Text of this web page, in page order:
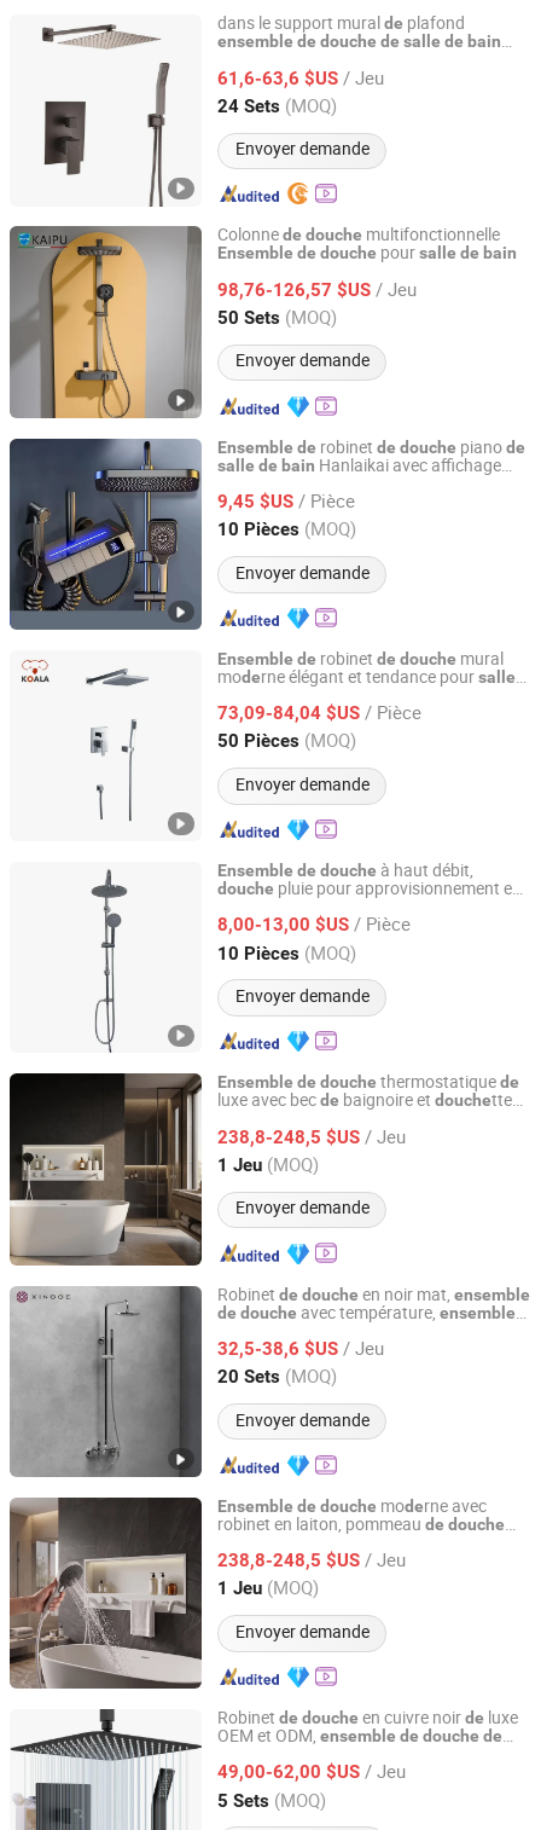
chaude et froide, mitigeur
de douche encastré à
de bain
pulvérisation
dans le support muralde plafond
ensemble de douche de salle de bain
de mélangeurde douche
61,6-63,6 $US / Jeu
24 Sets (MOQ)
Envoyer demande
Zhejiang Meikty Appliance Co., Ltd.
Zhejiang, China Depuis 2021
Colonnede douche multifonctionnelle
Ensemble de douche poursalle de bain
98,76-126,57 $US / Jeu
50 Sets (MOQ)
Envoyer demande
Kaiping City Kaipu Sanitary Ware Co., LTD
Guangdong, China Depuis 2023
Ensemble de robinet de douche pianode
salle de bain Hanlaikai avec affichage
thermostatique LED
9,45 $US / Pièce
10 Pièces (MOQ)
Envoyer demande
Wenzhou Hanlaikai Sanitary Ware Co., Ltd
Zhejiang, China Depuis 2023
Ensemble de robinet de douche mural
moderne élégant et tendance poursalle
73,09-84,04 $US / Pièce
50 Pièces (MOQ)
Envoyer demande
Shenzhen Koala Kitchen & Bath Co., Ltd.
Guangdong, China Depuis 2018
Ensemble de douche à haut débit,
douche pluie pour approvisionnement en
8,00-13,00 $US / Pièce
10 Pièces (MOQ)
Envoyer demande
Wenzhou Kelin Sanitary Ware Co., Ltd
Zhejiang, China Depuis 2026
Ensemble de douche thermostatiquede
luxe avec becde baignoire et douchette
238,8-248,5 $US / Jeu
1 Jeu (MOQ)
Envoyer demande
Cassbern Sanitary Ware (Ningbo) Co., Ltd.
Zhejiang, China Depuis 2026
Robinet de douche en noir mat, ensemble
de douche avec température, ensemble
pluie, étanche
32,5-38,6 $US / Jeu
20 Sets (MOQ)
Envoyer demande
Guangdong Jiange Ceramic Co., Ltd.
Guangdong, China Depuis 2023
Ensemble de douche moderne avec
robinet en laiton, pommeau de douche
238,8-248,5 $US / Jeu
1 Jeu (MOQ)
Envoyer demande
Cassbern Sanitary Ware (Ningbo) Co., Ltd.
Zhejiang, China Depuis 2026
Robinet de douche en cuivre noirde luxe
OEM et ODM, ensemble de douche de
multifonctionnel
49,00-62,00 $US / Jeu
5 Sets (MOQ)
Nanjing Xiangye Sports Technology Co., Ltd
Jiangsu, China Depuis 2024